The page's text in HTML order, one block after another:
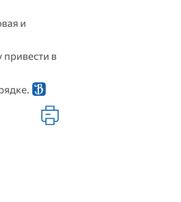
и
привести в